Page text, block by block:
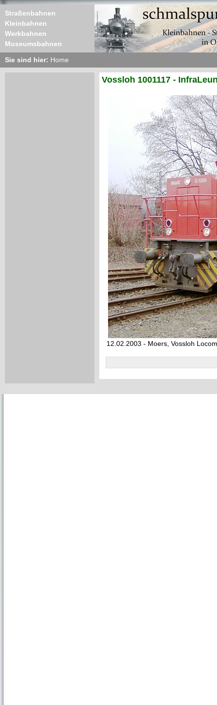
Straßenbahnen
Kleinbahnen
Werkbahnen
Museumsbahnen
Sie sind hier: Home
Vossloh 1001117 -
12.02.2003 - Moers, Vossloh